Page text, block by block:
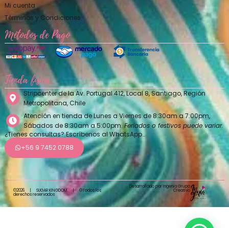
Mi cuenta
Términos y Condiciones
Métodos de Pago
Tienda física
Stripcenter de la Av. Portugal 412, Local 8, Santiago, Región
Metropolitana, Chile
Atención en tienda de Lunes a Viernes de 8:30am a 7:00pm,
Sábados de 8:30am a 5:00pm.Feriados o festivos puede variar.
¿Tienes consultas? Escríbenos al WhatsApp…
+56 9 7452 0788
©2026 SUGAR KINGDOM | ©Todos los
derechos reservados
Desarrollado por Ingenia Grupo
Creativo